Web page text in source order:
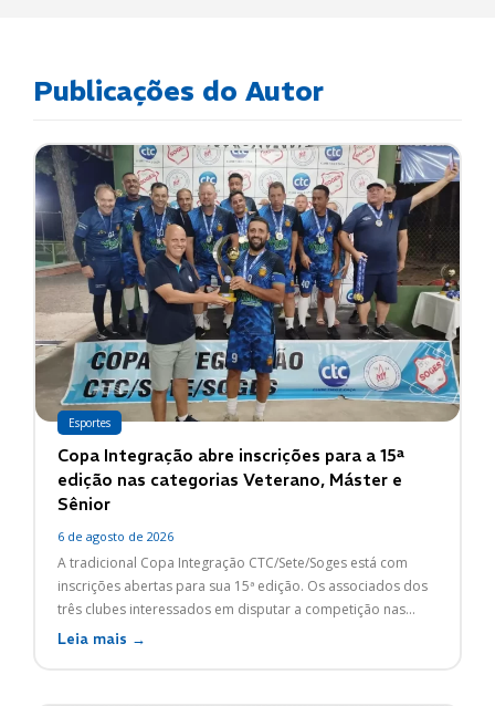
Publicações do Autor
Esportes
Copa Integração abre inscrições para a 15ª
edição nas categorias Veterano, Máster e
Sênior
6 de agosto de 2026
A tradicional Copa Integração CTC/Sete/Soges está com
inscrições abertas para sua 15ª edição. Os associados dos
três clubes interessados em disputar a competição nas...
Leia mais →